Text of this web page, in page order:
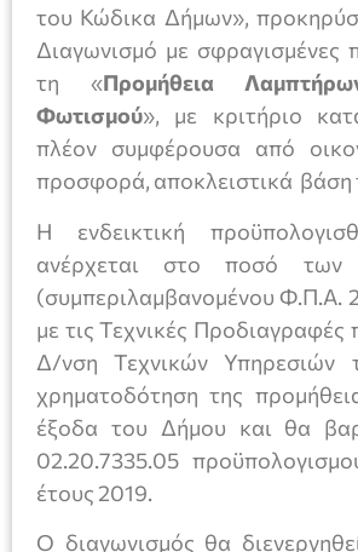
του Κώδικα Δήμων»,
Διαγωνισμό με σφραγισμένες
τη «Προμήθεια
Φωτισμού», με κριτήριο
πλέον συμφέρουσα από
προσφορά, αποκλειστικά βάση
Η ενδεικτική
ανέρχεται στο ποσό των
(συμπεριλαμβανομένου Φ.Π.Α.
με τις Τεχνικές Προδιαγραφές
Δ/νση Τεχνικών
χρηματοδότηση της
έξοδα του Δήμου και θα
02.20.7335.05
έτους 2019.
Ο διαγωνισμός θα